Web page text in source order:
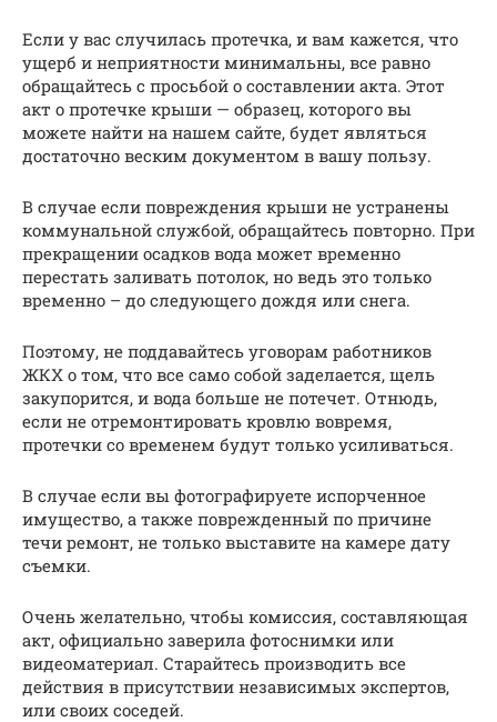
Если у вас случилась протечка, и вам кажется, что
ущерб и неприятности минимальны, все равно
обращайтесь с просьбой о составлении акта. Этот
акт о протечке крыши — образец, которого вы
можете найти на нашем сайте, будет являться
достаточно веским документом в вашу пользу.
В случае если повреждения крыши не устранены
коммунальной службой, обращайтесь повторно. При
прекращении осадков вода может временно
перестать заливать потолок, но ведь это только
временно – до следующего дождя или снега.
Поэтому, не поддавайтесь уговорам работников
ЖКХ о том, что все само собой заделается, щель
закупорится, и вода больше не потечет. Отнюдь,
если не отремонтировать кровлю вовремя,
протечки со временем будут только усиливаться.
В случае если вы фотографируете испорченное
имущество, а также поврежденный по причине
течи ремонт, не только выставите на камере дату
съемки.
Очень желательно, чтобы комиссия, составляющая
акт, официально заверила фотоснимки или
видеоматериал. Старайтесь производить все
действия в присутствии независимых экспертов,
или своих соседей.